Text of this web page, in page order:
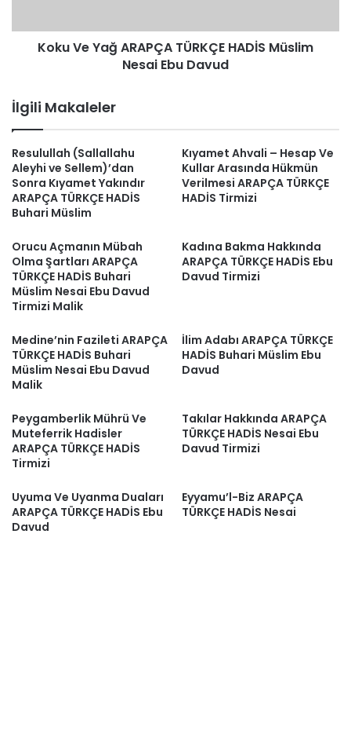
Ebu
DavudKoku Ve Yağ ARAPÇA TÜRKÇE HADİS Müslim
Nesai Ebu Davud
İlgili Makaleler
Resulullah (Sallallahu
Aleyhi ve Sellem)’dan
Sonra Kıyamet Yakındır
ARAPÇA TÜRKÇE HADİS
Buhari Müslim
Kıyamet Ahvali – Hesap Ve
Kullar Arasında Hükmün
Verilmesi ARAPÇA TÜRKÇE
HADİS Tirmizi
Orucu Açmanın Mübah
Olma Şartları ARAPÇA
TÜRKÇE HADİS Buhari
Müslim Nesai Ebu Davud
Tirmizi Malik
Kadına Bakma Hakkında
ARAPÇA TÜRKÇE HADİS Ebu
Davud Tirmizi
Medine’nin Fazileti ARAPÇA
TÜRKÇE HADİS Buhari
Müslim Nesai Ebu Davud
Malik
İlim Adabı ARAPÇA TÜRKÇE
HADİS Buhari Müslim Ebu
Davud
Peygamberlik Mührü Ve
Muteferrik Hadisler
ARAPÇA TÜRKÇE HADİS
Tirmizi
Takılar Hakkında ARAPÇA
TÜRKÇE HADİS Nesai Ebu
Davud Tirmizi
Uyuma Ve Uyanma Duaları
ARAPÇA TÜRKÇE HADİS Ebu
Davud
Eyyamu’l-Biz ARAPÇA
TÜRKÇE HADİS Nesai